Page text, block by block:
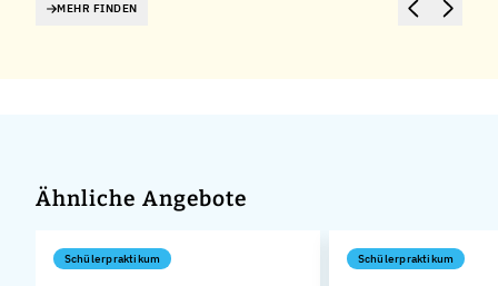
MEHR FINDEN
Ähnliche Angebote
Schülerpraktikum Schülerpraktikum